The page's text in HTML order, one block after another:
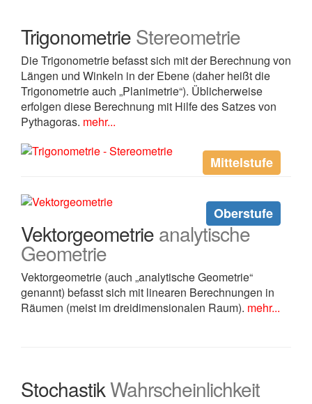
Trigonometrie Stereometrie
Die Trigonometrie befasst sich mit der Berechnung von
Längen und Winkeln in der Ebene (daher heißt die
Trigonometrie auch „Planimetrie“). Üblicherweise
erfolgen diese Berechnung mit Hilfe des Satzes von
Pythagoras. mehr...
Mittelstufe
Oberstufe
Vektorgeometrie analytische
Geometrie
Vektorgeometrie (auch „analytische Geometrie“
genannt) befasst sich mit linearen Berechnungen in
Räumen (meist im dreidimensionalen Raum). mehr...
StochastikWahrscheinlichkeit